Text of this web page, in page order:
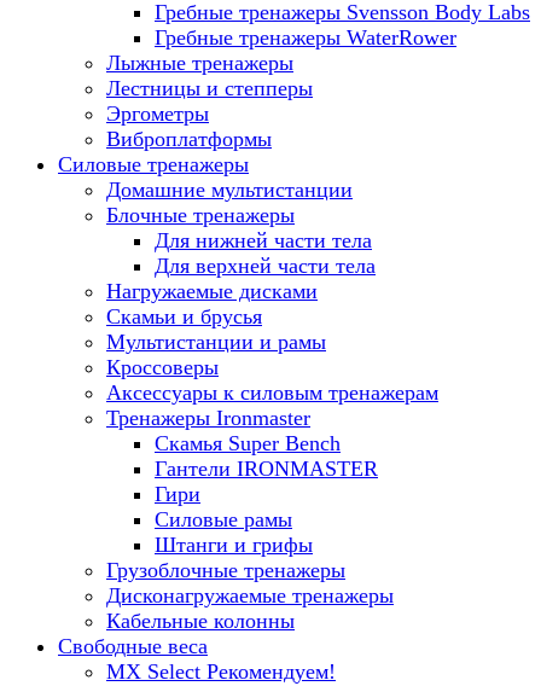
Гребные тренажеры Svensson Body Labs
Гребные тренажеры WaterRower
Лыжные тренажеры
Лестницы и степперы
Эргометры
Виброплатформы
Силовые тренажеры
Домашние мультистанции
Блочные тренажеры
Для нижней части тела
Для верхней части тела
Нагружаемые дисками
Скамьи и брусья
Мультистанции и рамы
Кроссоверы
Аксессуары к силовым тренажерам
Тренажеры Ironmaster
Скамья Super Bench
Гантели IRONMASTER
Гири
Силовые рамы
Штанги и грифы
Грузоблочные тренажеры
Дисконагружаемые тренажеры
Кабельные колонны
Свободные веса
MX Select Рекомендуем!